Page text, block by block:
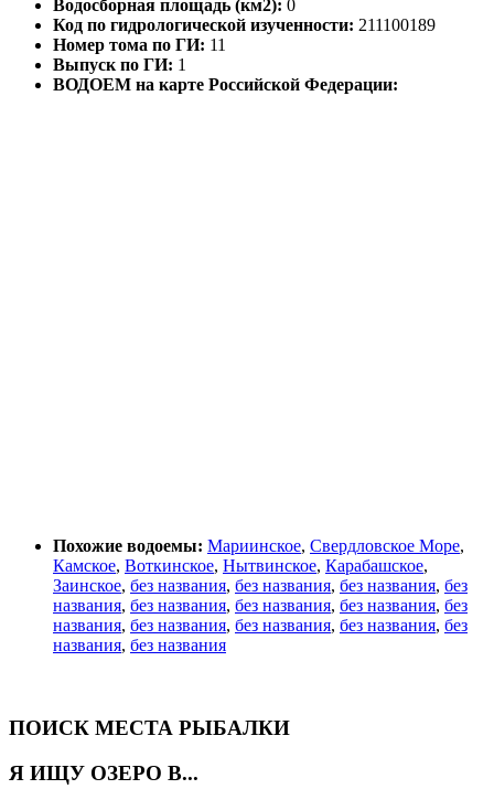
Водосборная площадь (км2): 0
Код по гидрологической изученности: 211100189
Номер тома по ГИ: 11
Выпуск по ГИ: 1
ВОДОЕМ на карте Российской Федерации:
Похожие водоемы: Мариинское, Свердловское Море,
Камское, Воткинское, Нытвинское, Карабашское,
Заинское, без названия, без названия, без названия, без
названия, без названия, без названия, без названия, без
названия, без названия, без названия, без названия, без
названия, без названия
ПОИСК МЕСТА РЫБАЛКИ
Я ИЩУ ОЗЕРО В...